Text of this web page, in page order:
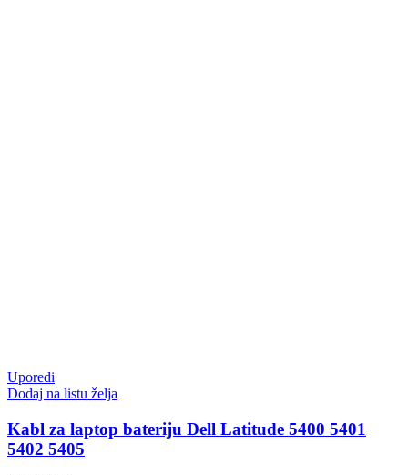
Uporedi
Dodaj na listu želja
Kabl za laptop bateriju Dell Latitude 5400 5401
5402 5405